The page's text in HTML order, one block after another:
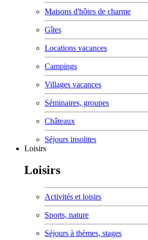
Maisons d'hôtes de charme
Gîtes
Locations vacances
Campings
Villages vacances
Séminaires, groupes
Châteaux
Séjours insolites
Loisirs
Loisirs
Activités et loisirs
Sports, nature
Séjours à thèmes, stages